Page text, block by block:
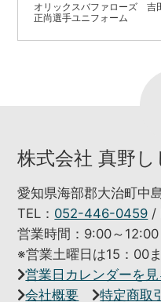
オリックスバファローズ 吉
正尚選手ユニフォーム
株式会社 真野し
愛知県海部郡大治町中
TEL： 052-446-0459 /
営業時間：9:00～
※営業土曜日は15：00
営業日カレンダーを見
会社概要
特定商取